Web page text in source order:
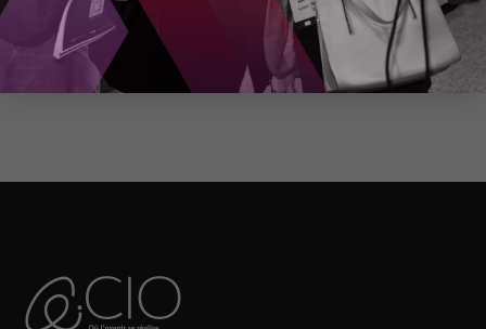
L’entreprise s’attend à créer des emplois en peaufinant
sa nouvelle technologie et en la faisant découvrir à ses
clients actuels et potentiels.